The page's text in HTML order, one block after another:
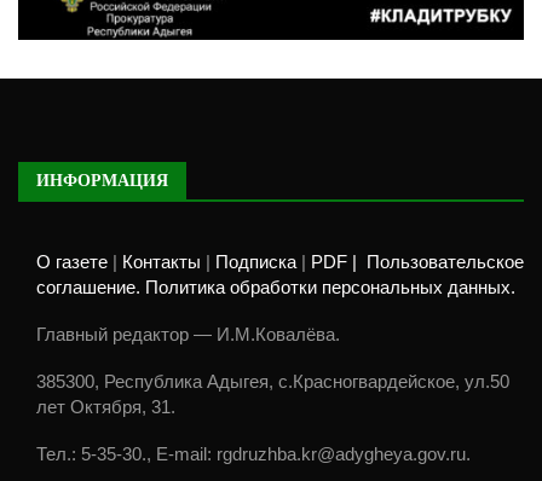
ИНФОРМАЦИЯ
О газете Контакты Подписка PDF |
Пользовательское
соглашение. Политика обработки персональных данных.
Главный редактор — И.М.Ковалёва.
385300, Республика Адыгея, с.Красногвардейское, ул.50
лет Октября, 31.
Тел.: 5-35-30., E-mail: rgdruzhba.kr@adygheya.gov.ru.